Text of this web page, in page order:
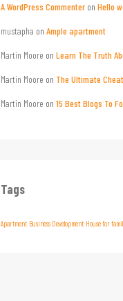
A WordPress Commenter on Hello
mustapha on Ample apartment
Martin Moore on Learn The Truth
Martin Moore on The Ultimate
Martin Moore on 15 Best Blogs To
Tags
Apartment Business Development House for